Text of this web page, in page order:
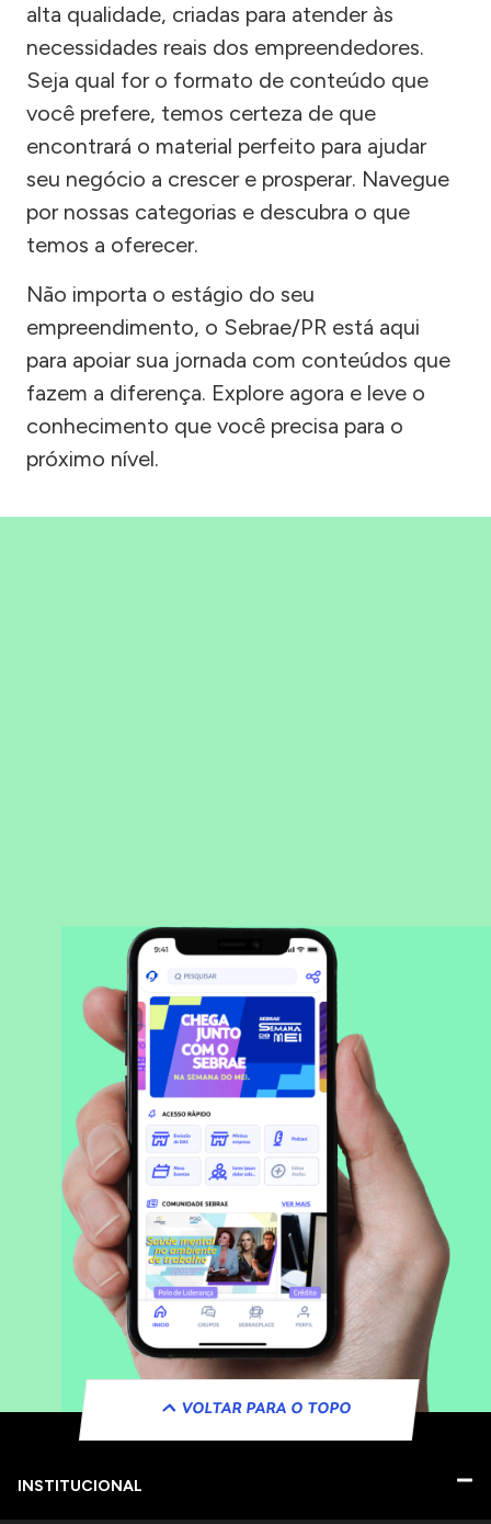
alta qualidade, criadas para atender às
necessidades reais dos empreendedores.
Seja qual for o formato de conteúdo que
você prefere, temos certeza de que
encontrará o material perfeito para ajudar
seu negócio a crescer e prosperar. Navegue
por nossas categorias e descubra o que
temos a oferecer.
Não importa o estágio do seu
empreendimento, o Sebrae/PR está aqui
para apoiar sua jornada com conteúdos que
fazem a diferença. Explore agora e leve o
conhecimento que você precisa para o
próximo nível.
VOLTAR PARA O TOPO
INSTITUCIONAL